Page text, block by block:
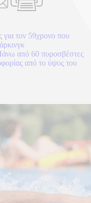
τον 59χρονο που
από 60 πυροσβέστες
από το ύψος του